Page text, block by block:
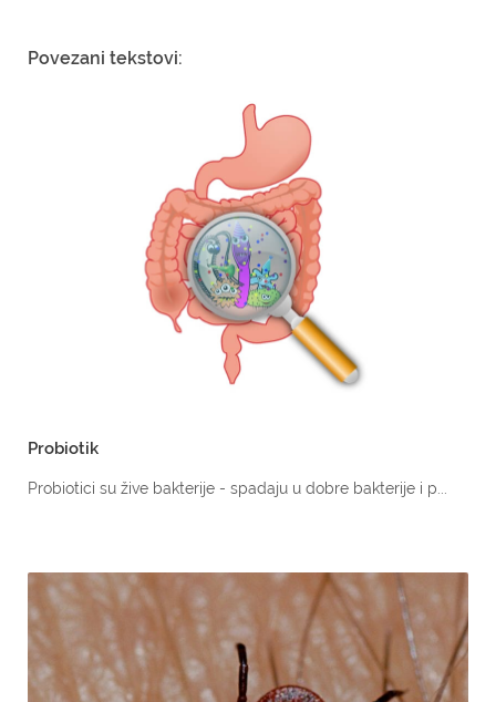
Povezani tekstovi:
Probiotik
Probiotici su žive bakterije - spadaju u dobre bakterije i p...